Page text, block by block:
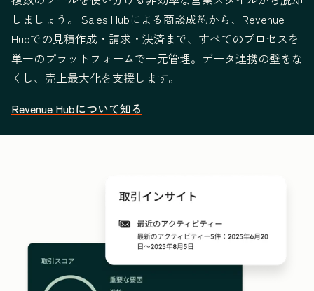
しましょう。 Sales Hubによる商談成約から、Revenue
Hubでの見積作成・請求・決済まで、すべてのプロセスを
単一のプラットフォームで一元管理。データ連携の壁をな
くし、売上最大化を支援します。
Revenue Hubについて知る